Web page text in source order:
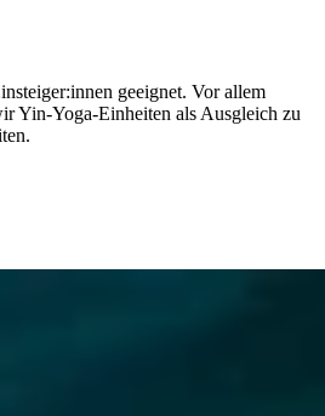
geeignet. Vor allem
Yin-Yoga-Einheiten als Ausgleich zu